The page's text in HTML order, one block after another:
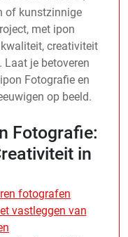
of kunstzinnige
met ipon
creativiteit
Laat je betoveren
Fotografie en
op beeld.
Fotografie:
in
fotografen
vastleggen van